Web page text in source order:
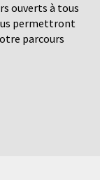
ouverts à tous
permettront
parcours